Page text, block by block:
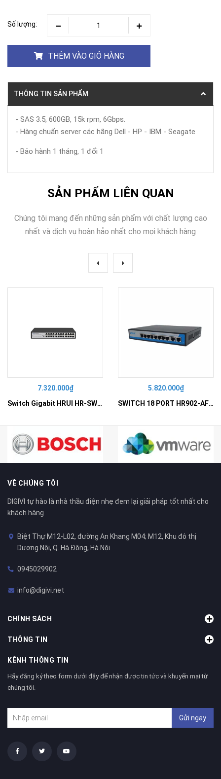
Số lượng:
THÊM VÀO GIỎ HÀNG
THÔNG TIN SẢN PHẨM
- SAS 3.5, 600GB, 15k rpm, 6Gbps.
- Hàng chuẩn server các hãng Dell - HP - IBM - Seagate
- Bảo hành 1 tháng, 1 đổi 1
SẢN PHẨM LIÊN QUAN
Chúng tôi mang đến những sản phẩm với chất lượng cao
nhất và dịch vụ hoàn hảo nhất cho mọi khách hàng
7.320.000₫
Switch Gigabit HRUI HR-SWG10240D
5.820.000₫
SWITCH 18 PORT HR902-AF162G-300 – Switch PoE 16 Cổng
VỀ CHÚNG TÔI
DIGIVI tự hào là nhà thầu điện nhẹ đem lại giải pháp tốt nhất cho
khách hàng
Biệt Thự M12-L02, đường An Khang M04; M12, Khu đô thị
Dương Nội, Q. Hà Đông, Hà Nội
0945029902
info@digivi.net
CHÍNH SÁCH
THÔNG TIN
KÊNH THÔNG TIN
Hãy đăng ký theo form dưới đây để nhận được tin tức và khuyến mại từ
chúng tôi.
Gửi ngay